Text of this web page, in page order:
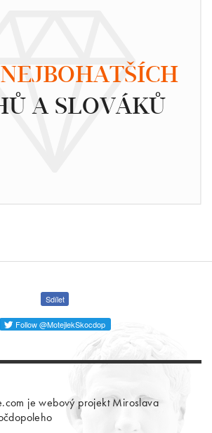
A SLOVÁKŮ
Sdílet
Follow @MotejlekSkocdop
je webový projekt Miroslava